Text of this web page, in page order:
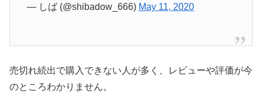
— しば (@shibadow_666) May 11, 2020
売切れ続出で購入できない人が多く、レビューや評価が今
のところわかりません。